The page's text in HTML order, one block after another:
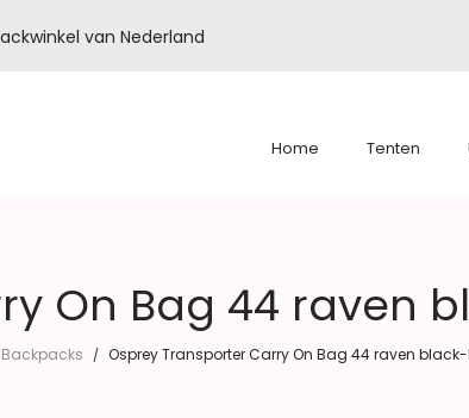
van Nederland
Home Tenten
On Bag 44 raven
Backpacks / Osprey Transporter Carry On Bag 44 raven